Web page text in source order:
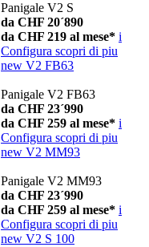
Panigale V2 S
da CHF 20´890
da CHF 219 al mese* i
Configura scopri di piu
new V2 FB63
Panigale V2 FB63
da CHF 23´990
da CHF 259 al mese* i
Configura scopri di piu
new V2 MM93
Panigale V2 MM93
da CHF 23´990
da CHF 259 al mese* i
Configura scopri di piu
new V2 S 100